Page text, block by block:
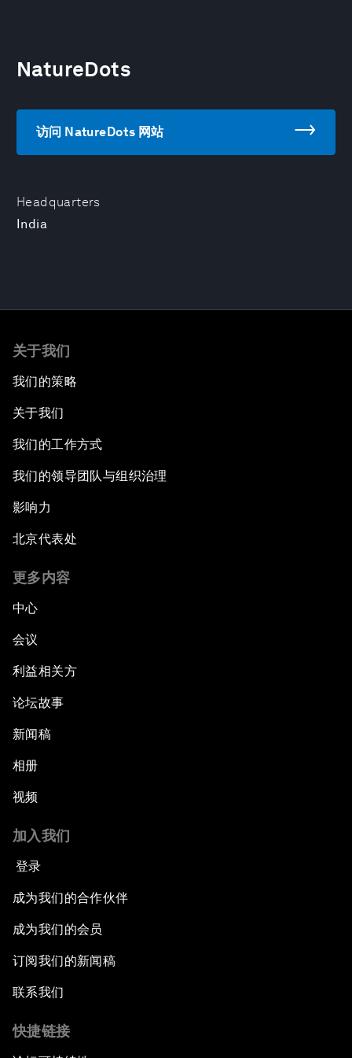
Headquarters
India
NatureDots
访问 NatureDots 网站
关于我们
我们的策略
关于我们
我们的工作方式
我们的领导团队与组织治理
影响力
北京代表处
更多内容
中心
会议
利益相关方
论坛故事
新闻稿
相册
视频
加入我们
登录
成为我们的合作伙伴
成为我们的会员
订阅我们的新闻稿
联系我们
快捷链接